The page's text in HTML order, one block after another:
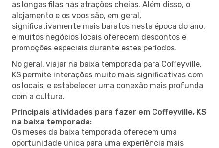
as longas filas nas atrações cheias. Além disso, o
alojamento e os voos são, em geral,
significativamente mais baratos nesta época do ano,
e muitos negócios locais oferecem descontos e
promoções especiais durante estes períodos.
No geral, viajar na baixa temporada para Coffeyville,
KS permite interações muito mais significativas com
os locais, e estabelecer uma conexão mais profunda
com a cultura.
Principais atividades para fazer em Coffeyville, KS
na baixa temporada:
Os meses da baixa temporada oferecem uma
oportunidade única para uma experiência mais